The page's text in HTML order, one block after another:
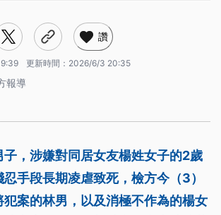
讚
更新時間： 2026/6/3 20:35
報導
子，涉嫌對同居女友楊姓女子的2歲
手段長期凌虐致死，檢方今（3）
犯案的林男，以及消極不作為的楊女